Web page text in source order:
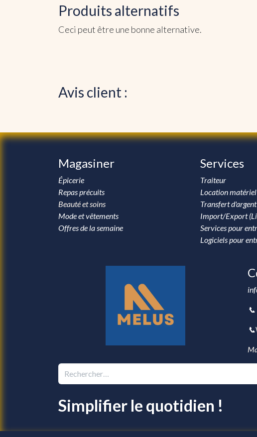
Produits alternatifs
Ceci peut être une bonne alternative.
Avis client :
Magasiner
Épicerie
Repas précuits
Beauté et soins
Mode et vêtements
Offres de la semaine
Services
Traiteur
Location matériel
Transfert d'argent
Import/Export
Services pour
Logiciels pour
📞
Simplifier le quotidien !